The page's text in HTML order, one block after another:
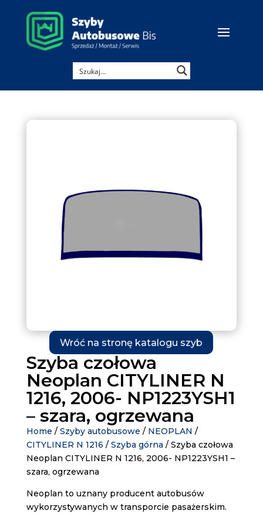
Wróć na stronę katalogu szyb
Szyba czołowa
Neoplan CITYLINER N
1216, 2006- NP1223YSH1
– szara, ogrzewana
Home / Szyby autobusowe / NEOPLAN /
CITYLINER N 1216 / Szyba górna / Szyba czołowa
Neoplan CITYLINER N 1216, 2006- NP1223YSH1 –
szara, ogrzewana
Neoplan to uznany producent autobusów
wykorzystywanych w transporcie pasażerskim.